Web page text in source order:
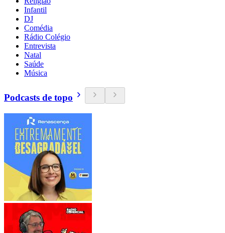
Infantil
DJ
Comédia
Rádio Colégio
Entrevista
Natal
Saúde
Música
Podcasts de topo